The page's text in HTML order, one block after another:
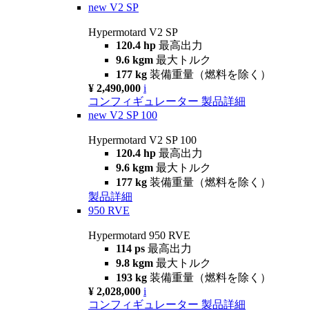
new V2 SP
Hypermotard V2 SP
120.4 hp 最高出力
9.6 kgm 最大トルク
177 kg 装備重量（燃料を除く）
¥ 2,490,000 i
コンフィギュレーター 製品詳細
new V2 SP 100
Hypermotard V2 SP 100
120.4 hp 最高出力
9.6 kgm 最大トルク
177 kg 装備重量（燃料を除く）
製品詳細
950 RVE
Hypermotard 950 RVE
114 ps 最高出力
9.8 kgm 最大トルク
193 kg 装備重量（燃料を除く）
¥ 2,028,000 i
コンフィギュレーター 製品詳細